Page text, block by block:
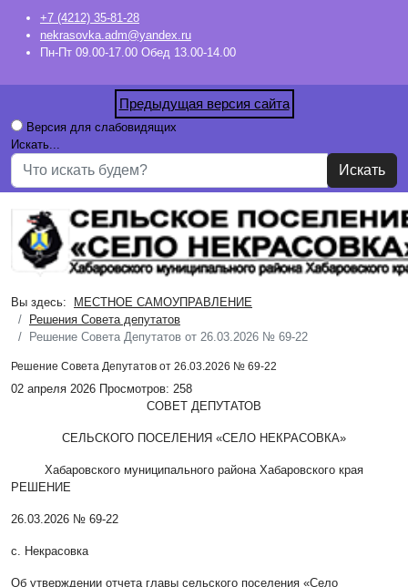
+7 (4212) 35-81-28
nekrasovka.adm@yandex.ru
Пн-Пт 09.00-17.00 Обед 13.00-14.00
Предыдущая версия сайта
Версия для слабовидящих
Искать...
Искать
Вы здесь:
МЕСТНОЕ САМОУПРАВЛЕНИЕ
Решения Совета депутатов
Решение Совета Депутатов от 26.03.2026 № 69-22
Решение Совета Депутатов от 26.03.2026 № 69-22
02 апреля 2026 Просмотров: 258
СОВЕТ ДЕПУТАТОВ
СЕЛЬСКОГО ПОСЕЛЕНИЯ «СЕЛО НЕКРАСОВКА»
Хабаровского муниципального района Хабаровского края
РЕШЕНИЕ
26.03.2026 № 69-22
с. Некрасовка
Об утверждении отчета главы сельского поселения «Село